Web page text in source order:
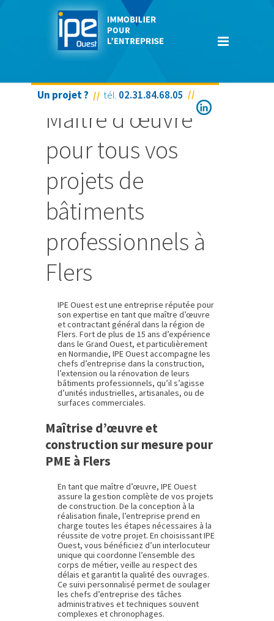
Un projet ? tél. 02.31.84.68.05
Maitre d’œuvre
pour tous vos
projets de
bâtiments
professionnels à
Flers
IPE Ouest est une entreprise réputée pour
son expertise en tant que maître d’œuvre
et contractant général dans la région de
Flers. Fort de plus de 15 ans d’expérience
dans le Grand Ouest, et particulièrement
en Normandie, IPE Ouest accompagne les
chefs d’entreprise dans la construction,
l’extension ou la rénovation de leurs
bâtiments professionnels, qu’il s’agisse
d’unités industrielles, artisanales, ou de
surfaces commerciales.
Maîtrise d’œuvre et
construction sur mesure pour
PME à Flers
En tant que maître d’œuvre, IPE Ouest
assure la gestion complète de vos projets
de construction. De la conception à la
réalisation finale, l’entreprise prend en
charge toutes les étapes nécessaires à la
réussite de votre projet. En choisissant IPE
Ouest, vous bénéficiez d’un interlocuteur
unique qui coordonne l’ensemble des
corps de métier, veille au respect des
délais et garantit la qualité des ouvrages.
Ce suivi personnalisé permet de soulager
les chefs d’entreprise des tâches
administratives et techniques souvent
complexes et chronophages.